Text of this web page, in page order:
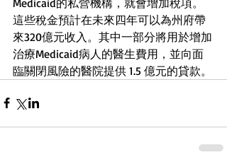
這些稅金預計在未來四年可以為州府帶
來320億元收入。其中一部分將用於增加
治療Medicaid病人的醫生費用，並向面
臨關閉風險的醫院提供 1.5 億元的貸款。